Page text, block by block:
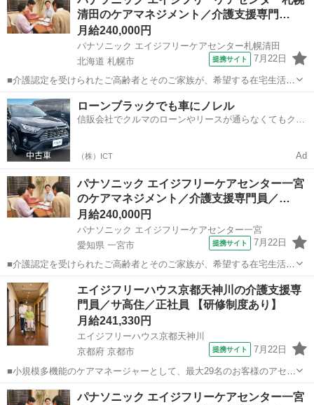
まが楽しめるレクリエーション...清田のケアマネジメント／介護支援専門…
月給240,000円
パナソニック エイジフリーケアセンター札幌清田
北海道 札幌市
提携サイト 7月22日
■介護認定を受けられたご高齢者とそのご家族が、希望する在宅生活が
できるよう相談援助業務にて支援を行います。 【介護保険制度に基づ
いたケアマネジャー業務全般】 アセスメント・ケアプラン作成・サー
ビス調整・給付管理などの一連の業...
北海道 札幌市 ケアマネージャー
ローンブラックでも車にノレル
信販会社でクルマのローンやリースが通らなくてもクル
（株）ICT Ad
パナソニック エイジフリーケアセンター一宮
のケアマネジメント／介護支援専門員／…
月給240,000円
パナソニック エイジフリーケアセンター一宮
愛知県 一宮市
提携サイト 7月22日
■介護認定を受けられたご高齢者とそのご家族が、希望する在宅生活が
できるよう相談援助業務にて支援を行います。 【介護保険制度に基づ
いたケアマネジャー業務全般】 アセスメント・ケアプラン作成・サー
ビス調整・給付管理などの一連の業...
愛知 ケアマネージャー
エイジフリーハウス京都天神川の介護支援専
門員／サ高住／正社員 【研修制度あり】
月給241,330円
エイジフリーハウス京都天神川
京都府 京都市
提携サイト 7月22日
■小規模多機能のケアマネージャーとして、最大29名のお客様のアセス
メント・ケアプラン作成、個別介護計画の作成など、ケアマネ業務全
般をお願いします。 その他にもお客様の日常生活の介助もお任せしま
京都 京都市 ケアマネージャー
パナソニック エイジフリーケアセンター一宮